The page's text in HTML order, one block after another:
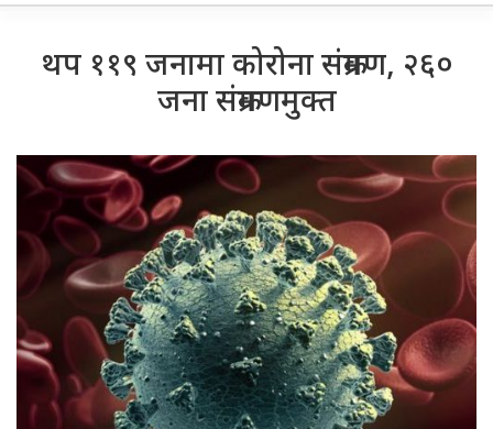
थप ११९ जनामा कोरोना संक्रमण, २६०
जना संक्रमणमुक्त